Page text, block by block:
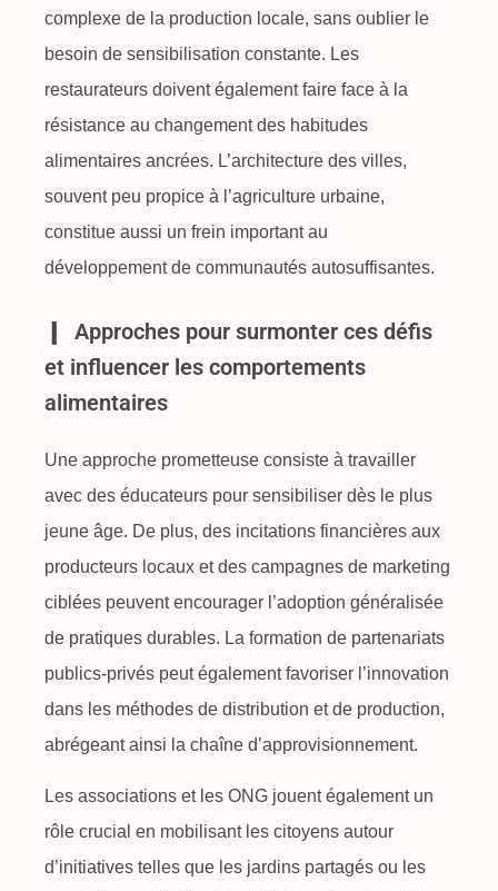
complexe de la production locale, sans oublier le
besoin de sensibilisation constante. Les
restaurateurs doivent également faire face à la
résistance au changement des habitudes
alimentaires ancrées. L’architecture des villes,
souvent peu propice à l’agriculture urbaine,
constitue aussi un frein important au
développement de communautés autosuffisantes.
Approches pour surmonter ces défis
et influencer les comportements
alimentaires
Une approche prometteuse consiste à travailler
avec des éducateurs pour sensibiliser dès le plus
jeune âge. De plus, des incitations financières aux
producteurs locaux et des campagnes de marketing
ciblées peuvent encourager l’adoption généralisée
de pratiques durables. La formation de partenariats
publics-privés peut également favoriser l’innovation
dans les méthodes de distribution et de production,
abrégeant ainsi la chaîne d’approvisionnement.
Les associations et les ONG jouent également un
rôle crucial en mobilisant les citoyens autour
d’initiatives telles que les jardins partagés ou les